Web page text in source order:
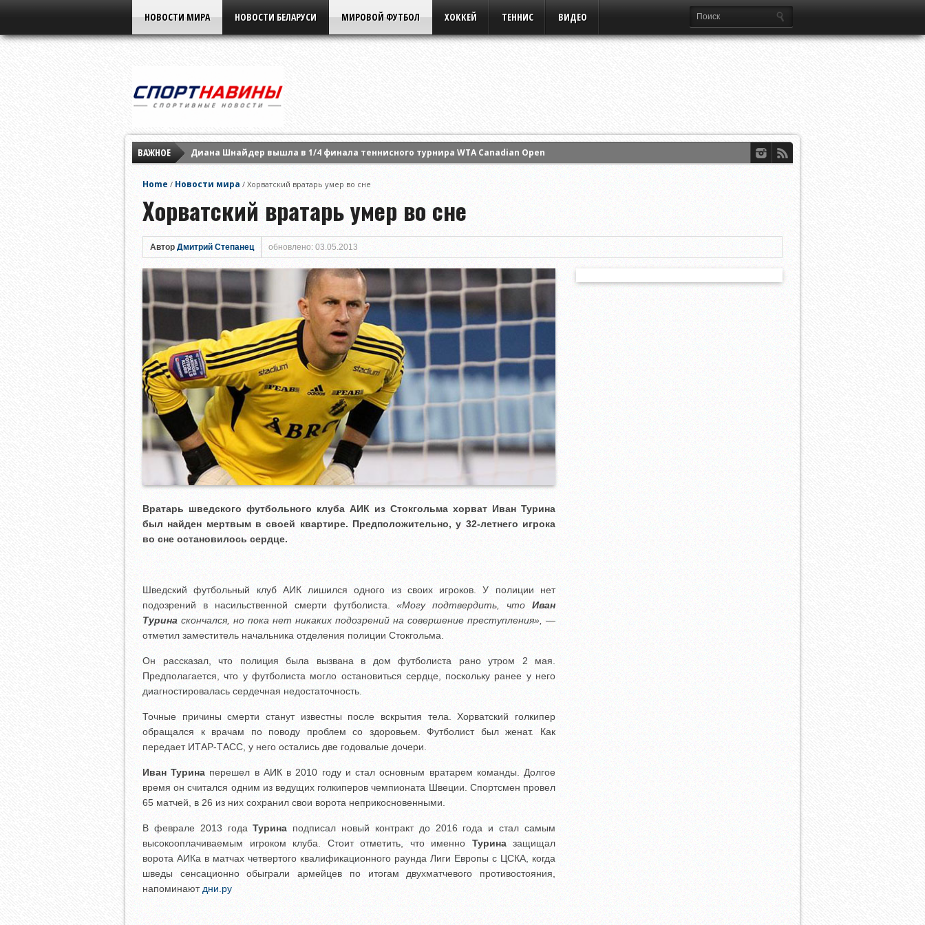
НОВОСТИ МИРА НОВОСТИ БЕЛАРУСИ МИРОВОЙ ФУТБОЛ ХОККЕЙ ТЕННИС ВИДЕО
ВАЖНОЕ
Диана Шнайдер вышла в 1/4 финала теннисного турнира WTA Canadian Open
Home / Новости мира / Хорватский вратарь умер во сне
Хорватский вратарь умер во сне
Автор Дмитрий Степанец обновлено: 03.05.2013
Вратарь шведского футбольного клуба АИК из Стокгольма хорват Иван Турина
был найден мертвым в своей квартире. Предположительно, у 32-летнего игрока
во сне остановилось сердце.
Шведский футбольный клуб АИК лишился одного из своих игроков. У полиции нет
подозрений в насильственной смерти футболиста.«Могу подтвердить, что Иван
Турина скончался, но пока нет никаких подозрений на совершение преступления», —
отметил заместитель начальника отделения полиции Стокгольма.
Он рассказал, что полиция была вызвана в дом футболиста рано утром 2 мая.
Предполагается, что у футболиста могло остановиться сердце, поскольку ранее у него
диагностировалась сердечная недостаточность.
Точные причины смерти станут известны после вскрытия тела. Хорватский голкипер
обращался к врачам по поводу проблем со здоровьем. Футболист был женат. Как
передает ИТАР-ТАСС, у него остались две годовалые дочери.
Иван Турина перешел в АИК в 2010 году и стал основным вратарем команды. Долгое
время он считался одним из ведущих голкиперов чемпионата Швеции. Спортсмен провел
65 матчей, в 26 из них сохранил свои ворота неприкосновенными.
В феврале 2013 годаТурина подписал новый контракт до 2016 года и стал самым
высокооплачиваемым игроком клуба. Стоит отметить, что именно Туриназащищал
ворота АИКа в матчах четвертого квалификационного раунда Лиги Европы с ЦСКА, когда
шведы сенсационно обыграли армейцев по итогам двухматчевого противостояния,
напоминают дни.ру